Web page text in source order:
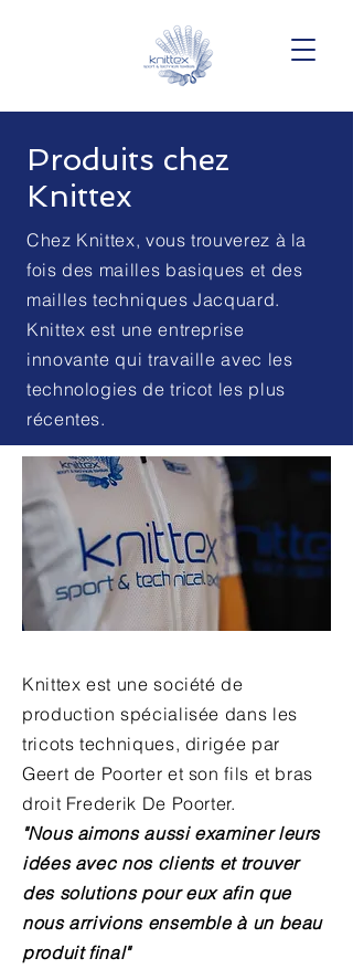
Produits chez
Knittex
Chez Knittex, vous trouverez à la
fois des mailles basiques et des
mailles techniques Jacquard.
Knittex est une entreprise
innovante qui travaille avec les
technologies de tricot les plus
récentes.
Knittex est une société de
production spécialisée dans les
tricots techniques, dirigée par
Geert de Poorter et son fils et bras
droit Frederik De Poorter.
"Nous aimons aussi examiner leurs
idées avec nos clients et trouver
des solutions pour eux afin que
nous arrivions ensemble à un beau
produit final"